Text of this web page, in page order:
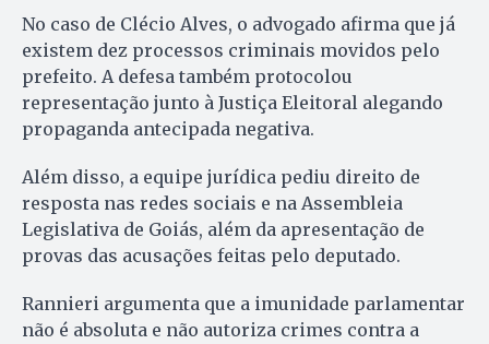
No caso de Clécio Alves, o advogado afirma que já
existem dez processos criminais movidos pelo
prefeito. A defesa também protocolou
representação junto à Justiça Eleitoral alegando
propaganda antecipada negativa.
Além disso, a equipe jurídica pediu direito de
resposta nas redes sociais e na Assembleia
Legislativa de Goiás, além da apresentação de
provas das acusações feitas pelo deputado.
Rannieri argumenta que a imunidade parlamentar
não é absoluta e não autoriza crimes contra a